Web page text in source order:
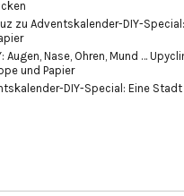
zu Adventskalender-DIY-
Augen, Nase, Ohren, Mund …
und Papier
DIY-Special: Eine